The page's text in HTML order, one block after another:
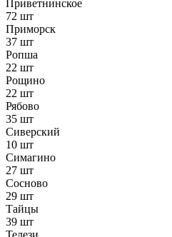
Приветнинское
72 шт
Приморск
37 шт
Ропша
22 шт
Рощино
22 шт
Рябово
35 шт
Сиверский
10 шт
Симагино
27 шт
Сосново
29 шт
Тайцы
39 шт